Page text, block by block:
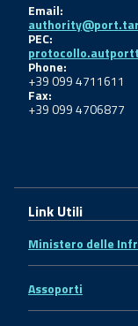
Email:
PEC:
Phone:
+39 099 4711611
Fax:
+39 099 4706877
Link Utili
Ministero delle
Assoporti